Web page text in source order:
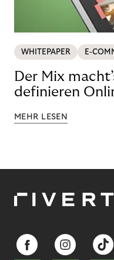
WHITEPAPER E-
Der Mix
definieren
MEHR LESEN